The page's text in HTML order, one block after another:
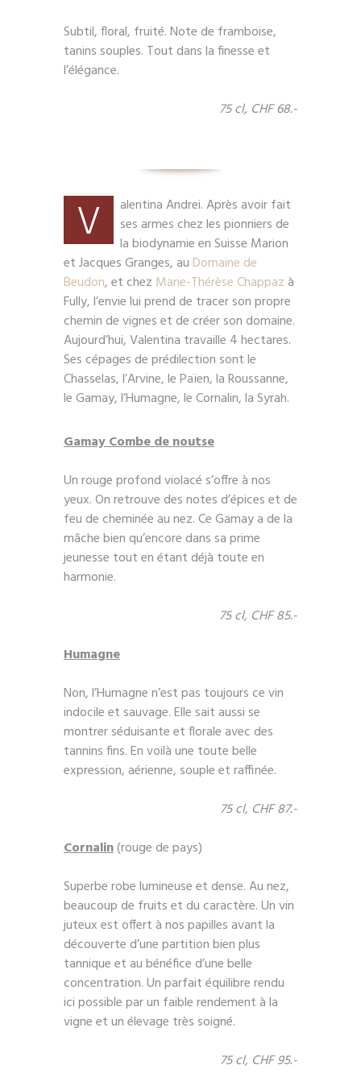
Subtil, floral, fruité. Note de framboise,
tanins souples. Tout dans la finesse et
l’élégance.
75 cl, CHF 68.-
V
alentina Andrei. Après avoir fait
ses armes chez les pionniers de
la biodynamie en Suisse Marion
et Jacques Granges, au Domaine de
Beudon, et chez Marie-Thérèse Chappaz à
Fully, l’envie lui prend de tracer son propre
chemin de vignes et de créer son domaine.
Aujourd’hui, Valentina travaille 4 hectares.
Ses cépages de prédilection sont le
Chasselas, l’Arvine, le Païen, la Roussanne,
le Gamay, l’Humagne, le Cornalin, la Syrah.
Gamay Combe de noutse
Un rouge profond violacé s’offre à nos
yeux. On retrouve des notes d’épices et de
feu de cheminée au nez. Ce Gamay a de la
mâche bien qu’encore dans sa prime
jeunesse tout en étant déjà toute en
harmonie.
75 cl, CHF 85.-
Humagne
Non, l’Humagne n’est pas toujours ce vin
indocile et sauvage. Elle sait aussi se
montrer séduisante et florale avec des
tannins fins. En voilà une toute belle
expression, aérienne, souple et raffinée.
75 cl, CHF 87.-
Cornalin(rouge de pays)
Superbe robe lumineuse et dense. Au nez,
beaucoup de fruits et du caractère. Un vin
juteux est offert à nos papilles avant la
découverte d’une partition bien plus
tannique et au bénéfice d’une belle
concentration. Un parfait équilibre rendu
ici possible par un faible rendement à la
vigne et un élevage très soigné.
75 cl, CHF 95.-